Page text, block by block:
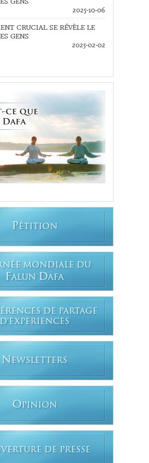
2025-10-06
CRUCIAL SE RÉVÈLE LE
GENS
2025-02-02
PÉTITION
MONDIALE DU
FALUN DAFA
DE PARTAGE
D'EXPERIENCES
N EWSLETTERS
OPINION
DE PRESSE